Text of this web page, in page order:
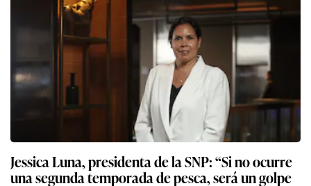
Jessica Luna, presidenta de la SNP: “Si no ocurre
una segunda temporada de pesca, será un golpe